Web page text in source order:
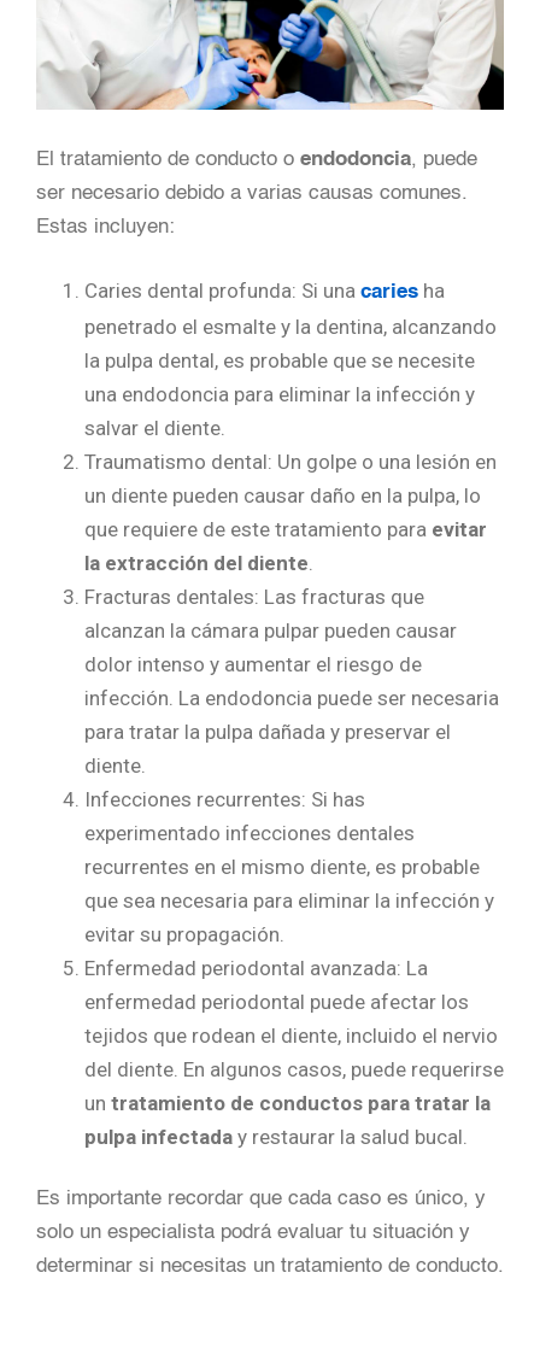
El tratamiento de conducto o endodoncia, puede
ser necesario debido a varias causas comunes.
Estas incluyen:
Caries dental profunda: Si una caries ha
penetrado el esmalte y la dentina, alcanzando
la pulpa dental, es probable que se necesite
una endodoncia para eliminar la infección y
salvar el diente.
Traumatismo dental: Un golpe o una lesión en
un diente pueden causar daño en la pulpa, lo
que requiere de este tratamiento para evitar
la extracción del diente
Fracturas dentales: Las fracturas que
alcanzan la cámara pulpar pueden causar
dolor intenso y aumentar el riesgo de
infección. La endodoncia puede ser necesaria
para tratar la pulpa dañada y preservar el
diente.
Infecciones recurrentes: Si has
experimentado infecciones dentales
recurrentes en el mismo diente, es probable
que sea necesaria para eliminar la infección y
evitar su propagación.
Enfermedad periodontal avanzada: La
enfermedad periodontal puede afectar los
tejidos que rodean el diente, incluido el nervio
del diente. En algunos casos, puede requerirse
un tratamiento de conductos para tratar la
pulpa infectada y restaurar la salud bucal.
Es importante recordar que cada caso es único, y
solo un especialista podrá evaluar tu situación y
determinar si necesitas un tratamiento de conducto.